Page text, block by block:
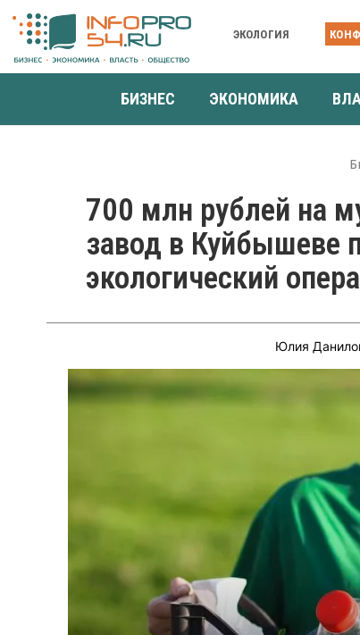
ЭКОЛОГИЯ
БИЗНЕС ЭКОНОМИКА
700 млн рублей на
завод в Куйбышеве
экологический
Юлия